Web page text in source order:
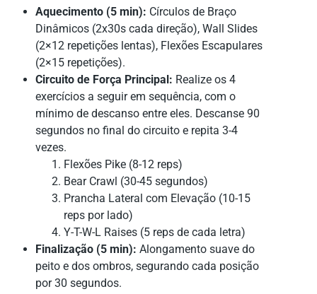
Aquecimento (5 min): Círculos de Braço
Dinâmicos (2x30s cada direção), Wall Slides
(2×12 repetições lentas), Flexões Escapulares
(2×15 repetições).
Circuito de Força Principal: Realize os 4
exercícios a seguir em sequência, com o
mínimo de descanso entre eles. Descanse 90
segundos no final do circuito e repita 3-4
vezes.
Flexões Pike (8-12 reps)
Bear Crawl (30-45 segundos)
Prancha Lateral com Elevação (10-15
reps por lado)
Y-T-W-L Raises (5 reps de cada letra)
Finalização (5 min): Alongamento suave do
peito e dos ombros, segurando cada posição
por 30 segundos.